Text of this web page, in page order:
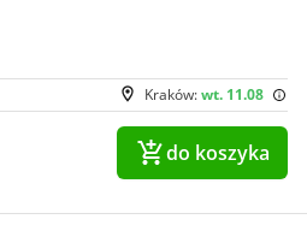
Kraków:wt. 11.08
do koszyka